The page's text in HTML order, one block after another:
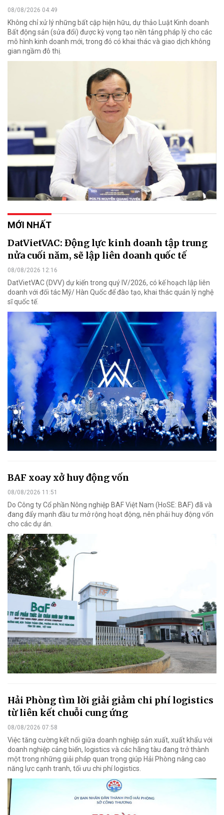
08/08/2026 04:49
Không chỉ xử lý những bất cập hiện hữu, dự thảo Luật Kinh doanh
Bất động sản (sửa đổi) được kỳ vọng tạo nền tảng pháp lý cho các
mô hình kinh doanh mới, trong đó có khai thác và giao dịch không
gian ngầm đô thị.
MỚI NHẤT
DatVietVAC: Động lực kinh doanh tập trung
nửa cuối năm, sẽ lập liên doanh quốc tế
08/08/2026 12:16
DatVietVAC (DVV) dự kiến trong quý IV/2026, có kế hoạch lập liên
doanh với đối tác Mỹ/ Hàn Quốc để đào tạo, khai thác quản lý nghệ
sĩ quốc tế.
BAF xoay xở huy động vốn
08/08/2026 11:51
Do Công ty Cổ phần Nông nghiệp BAF Việt Nam (HoSE: BAF) đã và
đang đẩy mạnh đầu tư mở rộng hoạt động, nên phải huy động vốn
cho các dự án.
Hải Phòng tìm lời giải giảm chi phí logistics
từ liên kết chuỗi cung ứng
08/08/2026 07:58
Việc tăng cường kết nối giữa doanh nghiệp sản xuất, xuất khẩu với
doanh nghiệp cảng biển, logistics và các hãng tàu đang trở thành
một trong những giải pháp quan trọng giúp Hải Phòng nâng cao
năng lực cạnh tranh, tối ưu chi phí logistics.